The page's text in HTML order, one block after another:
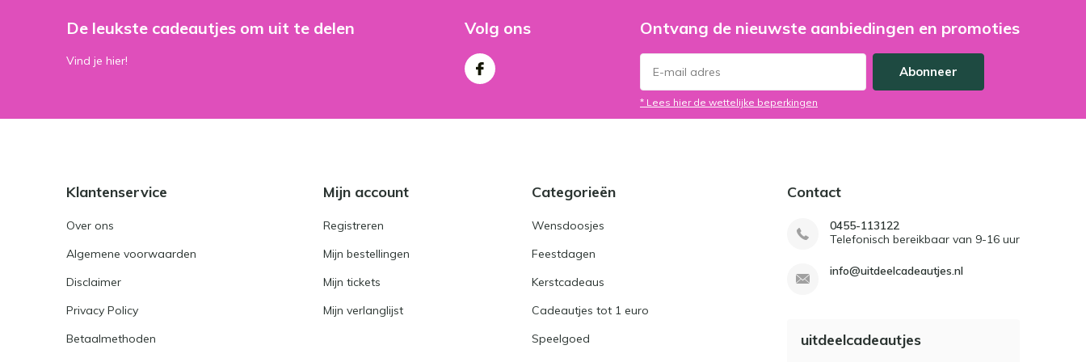
De leukste cadeautjes om uit te delen
Vind je hier!
Volg ons Ontvang de nieuwste aanbiedingen en promoties
Abonneer
* Lees hier de wettelijke beperkingen
Klantenservice
Over ons
Algemene voorwaarden
Disclaimer
Privacy Policy
Betaalmethoden
Mijn account
Registreren
Mijn bestellingen
Mijn tickets
Mijn verlanglijst
Categorieën
Wensdoosjes
Feestdagen
Kerstcadeaus
Cadeautjes tot 1 euro
Speelgoed
Contact
0455-113122
Telefonisch bereikbaar van 9-16 uur
info@uitdeelcadeautjes.nl
uitdeelcadeautjes